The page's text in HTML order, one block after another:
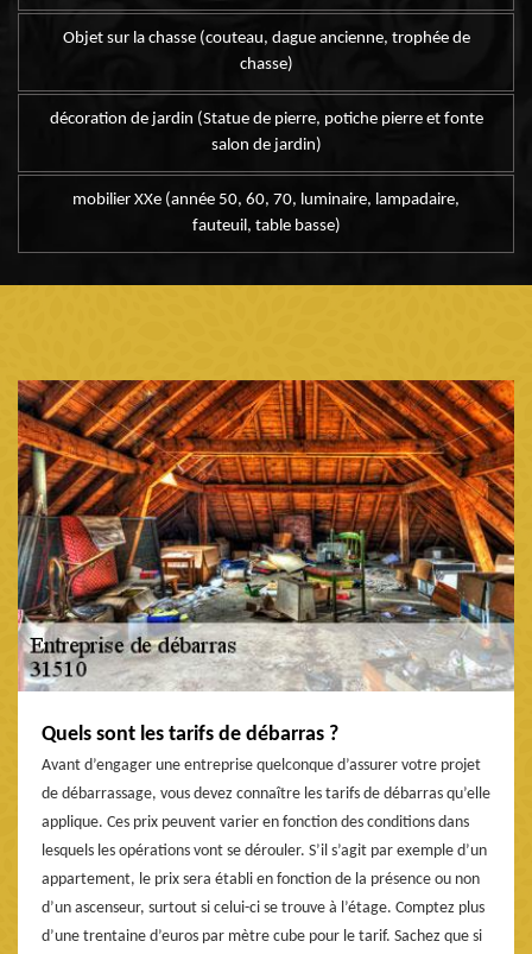
Objet sur la chasse (couteau, dague ancienne, trophée de
chasse)
décoration de jardin (Statue de pierre, potiche pierre et fonte
salon de jardin)
mobilier XXe (année 50, 60, 70, luminaire, lampadaire,
fauteuil, table basse)
Quels sont les tarifs de débarras ?
Avant d’engager une entreprise quelconque d’assurer votre projet
de débarrassage, vous devez connaître les tarifs de débarras qu’elle
applique. Ces prix peuvent varier en fonction des conditions dans
lesquels les opérations vont se dérouler. S’il s’agit par exemple d’un
appartement, le prix sera établi en fonction de la présence ou non
d’un ascenseur, surtout si celui-ci se trouve à l’étage. Comptez plus
d’une trentaine d’euros par mètre cube pour le tarif. Sachez que si